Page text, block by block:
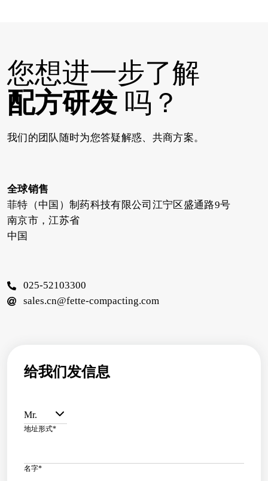
您想进一步了解
配方研发 吗？
我们的团队随时为您答疑解惑、共商方案。
全球销售
菲特（中国）制药科技有限公司江宁区盛通路9号
南京市，江苏省
中国
025-52103300
sales.cn@fette-compacting.com
给我们发信息
Mr.
地址形式*
名字*